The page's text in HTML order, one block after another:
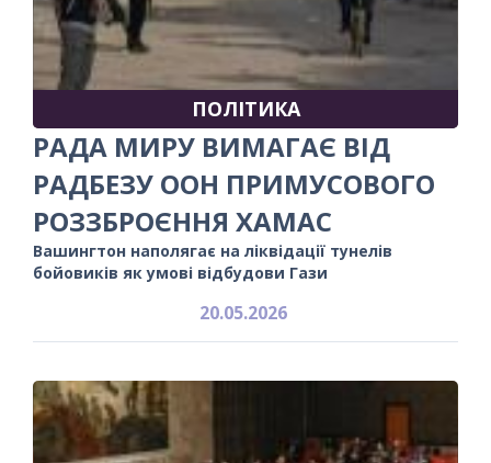
ПОЛІТИКА
РАДА МИРУ ВИМАГАЄ ВІД
РАДБЕЗУ ООН ПРИМУСОВОГО
РОЗЗБРОЄННЯ ХАМАС
Вашингтон наполягає на ліквідації тунелів
бойовиків як умові відбудови Гази
20.05.2026